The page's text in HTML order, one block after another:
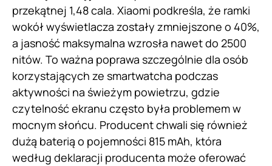
przekątnej 1,48 cala. Xiaomi podkreśla, że ramki
wokół wyświetlacza zostały zmniejszone o 40%,
a jasność maksymalna wzrosła nawet do 2500
nitów. To ważna poprawa szczególnie dla osób
korzystających ze smartwatcha podczas
aktywności na świeżym powietrzu, gdzie
czytelność ekranu często była problemem w
mocnym słońcu. Producent chwali się również
dużą baterią o pojemności 815 mAh, która
według deklaracji producenta może oferować